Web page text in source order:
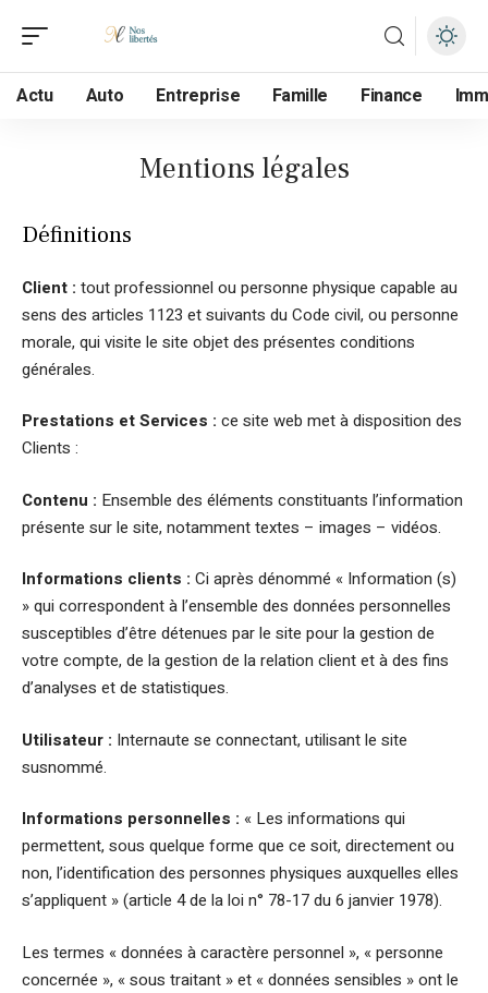
Actu Auto Entreprise Famille Finance
Mentions légales
Définitions
Client : tout professionnel ou personne physique capable au
sens des articles 1123 et suivants du Code civil, ou personne
morale, qui visite le site objet des présentes conditions
générales.
Prestations et Services : ce site web met à disposition des
Clients :
Contenu : Ensemble des éléments constituants l’information
présente sur le site, notamment textes – images – vidéos.
Informations clients : Ci après dénommé « Information (s)
» qui correspondent à l’ensemble des données personnelles
susceptibles d’être détenues par le site pour la gestion de
votre compte, de la gestion de la relation client et à des fins
d’analyses et de statistiques.
Utilisateur : Internaute se connectant, utilisant le site
susnommé.
Informations personnelles : « Les informations qui
permettent, sous quelque forme que ce soit, directement ou
non, l’identification des personnes physiques auxquelles elles
s’appliquent » (article 4 de la loi n° 78-17 du 6 janvier 1978).
Les termes « données à caractère personnel », « personne
concernée », « sous traitant » et « données sensibles » ont le